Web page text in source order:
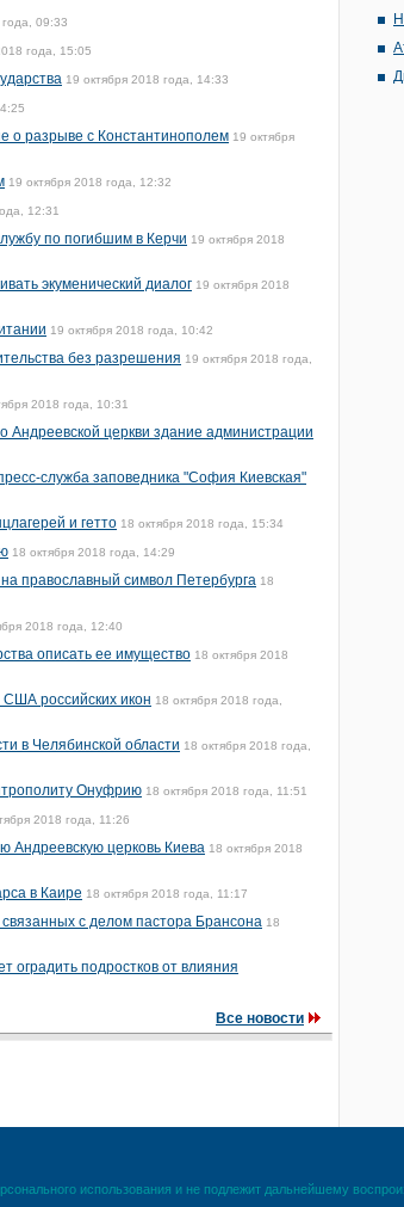
09:33
года, 15:05
19 октября 2018 года, 14:33
о разрыве с Константинополем 19 октября
19 октября 2018 года, 12:32
12:31
по погибшим в Керчи 19 октября 2018
экуменический диалог 19 октября 2018
19 октября 2018 года, 10:42
без разрешения 19 октября 2018 года,
2018 года, 10:31
церкви здание администрации
служба заповедника "София Киевская"
и гетто 18 октября 2018 года, 15:34
18 октября 2018 года, 14:29
православный символ Петербурга 18
2018 года, 12:40
описать ее имущество 18 октября 2018
США российских икон 18 октября 2018 года,
в Челябинской области 18 октября 2018 года,
Онуфрию 18 октября 2018 года, 11:51
2018 года, 11:26
Андреевскую церковь Киева 18 октября 2018
в Каире 18 октября 2018 года, 11:17
с делом пастора Брансона 18
оградить подростков от влияния
Все новости
использования и не подлежит дальнейшему